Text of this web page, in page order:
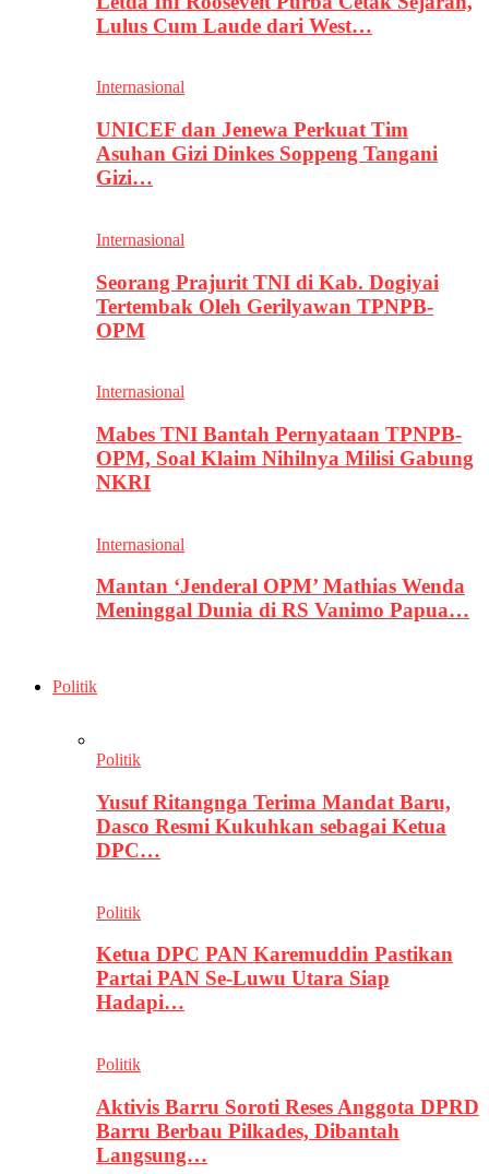
Lulus Cum Laude dari West…
Internasional
UNICEF dan Jenewa Perkuat Tim
Asuhan Gizi Dinkes Soppeng Tangani
Gizi…
Internasional
Seorang Prajurit TNI di Kab. Dogiyai
Tertembak Oleh Gerilyawan TPNPB-
OPM
Internasional
Mabes TNI Bantah Pernyataan TPNPB-
OPM, Soal Klaim Nihilnya Milisi Gabung
NKRI
Internasional
Mantan ‘Jenderal OPM’ Mathias Wenda
Meninggal Dunia di RS Vanimo Papua…
Politik
Politik
Yusuf Ritangnga Terima Mandat Baru,
Dasco Resmi Kukuhkan sebagai Ketua
DPC…
Politik
Ketua DPC PAN Karemuddin Pastikan
Partai PAN Se-Luwu Utara Siap
Hadapi…
Politik
Aktivis Barru Soroti Reses Anggota DPRD
Barru Berbau Pilkades, Dibantah
Langsung…